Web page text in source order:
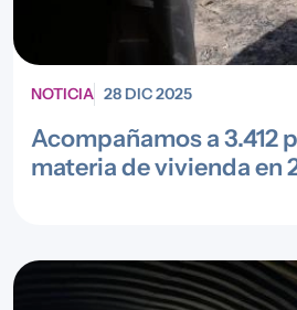
NOTICIA 28 DIC 2025
Acompañamos a 3.412
materia de vivienda en